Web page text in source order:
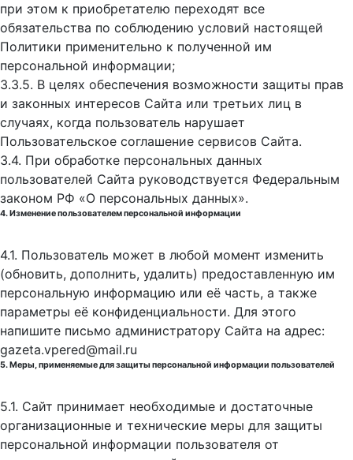
при этом к приобретателю переходят все
обязательства по соблюдению условий настоящей
Политики применительно к полученной им
персональной информации;
3.3.5. В целях обеспечения возможности защиты прав
и законных интересов Сайта или третьих лиц в
случаях, когда пользователь нарушает
Пользовательское соглашение сервисов Сайта.
3.4. При обработке персональных данных
пользователей Сайта руководствуется Федеральным
законом РФ «О персональных данных».
4. Изменение пользователем персональной информации
4.1. Пользователь может в любой момент изменить
(обновить, дополнить, удалить) предоставленную им
персональную информацию или её часть, а также
параметры её конфиденциальности. Для этого
напишите письмо администратору Сайта на адрес:
gazeta.vpered@mail.ru
5. Меры, применяемые для защиты персональной информации пользователей
5.1. Сайт принимает необходимые и достаточные
организационные и технические меры для защиты
персональной информации пользователя от